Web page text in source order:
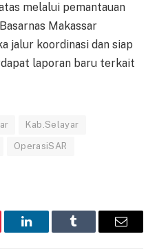
melalui pemantauan
Makassar
jalur koordinasi dan siap
laporan baru terkait
Kab.Selayar
OperasiSAR
LinkedInTumblr Email